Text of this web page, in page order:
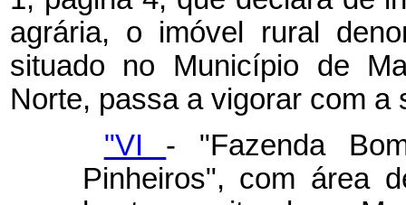
agrária, o imóvel rural
situado no Município de
Norte, passa a vigorar com a
"VI - "Fazenda
Pinheiros", com área